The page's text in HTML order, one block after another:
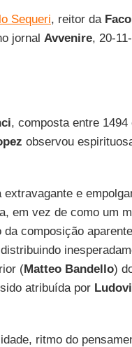
Sequeri, reitor da
jornal Avvenire, 20-
, composta entre 1494
observou
e
em vez de como um
composição
(Matteo Bandello)
atribuída por
ritmo do